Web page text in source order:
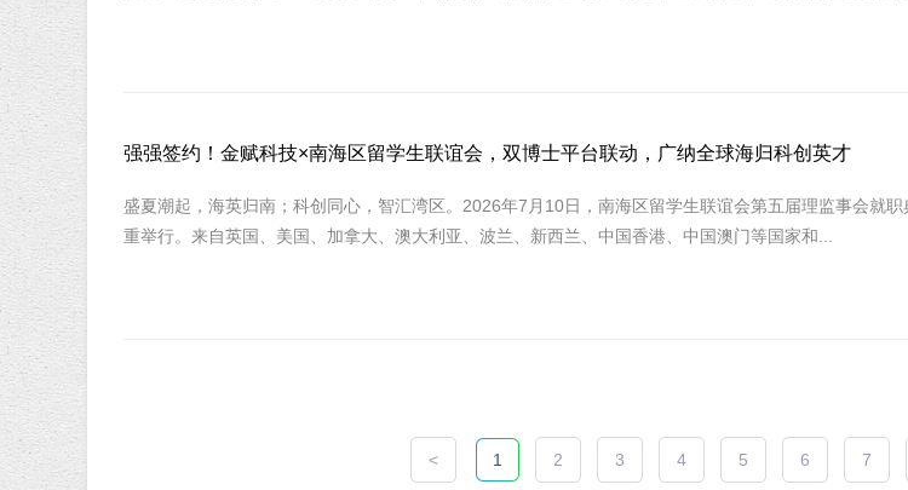
强强签约！金赋科技×南海区留学生联谊会，双博士平台联动，广纳全球海归科创英才
盛夏潮起，海英归南；科创同心，智汇湾区。2026年7月10日，南海区留学生联谊会第五届理监事会就
重举行。来自英国、美国、加拿大、澳大利亚、波兰、新西兰、中国香港、中国澳门等国家和...
< 1 2 3 4 5 6 7